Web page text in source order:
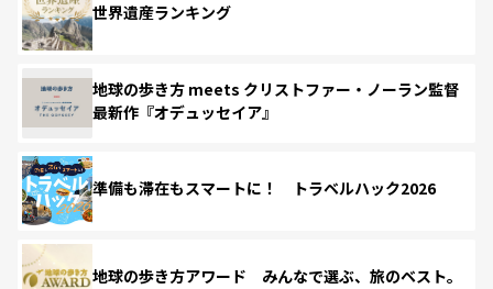
世界遺産ランキング
地球の歩き方 meets クリストファー・ノーラン監督
最新作『オデュッセイア』
準備も滞在もスマートに！ トラベルハック2026
地球の歩き方アワード みんなで選ぶ、旅のベスト。